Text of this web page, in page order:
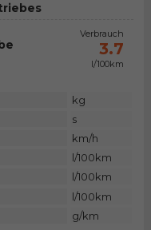
Verbrauch
3.7
l/100km
kg
s
km/h
l/100km
l/100km
l/100km
g/km